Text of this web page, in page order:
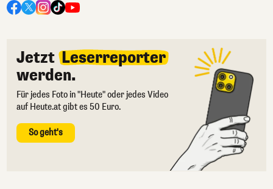
Jetzt Leserreporter
werden.
Für jedes Foto in "Heute" oder jedes Video
auf Heute.at gibt es 50 Euro.
So geht's